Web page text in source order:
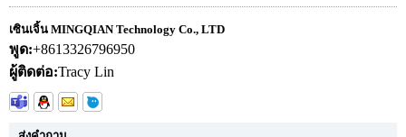
เซินเจิ้น MINGQIAN Technology Co., LTD
พูด:+8613326796950
ผู้ติดต่อ:Tracy Lin